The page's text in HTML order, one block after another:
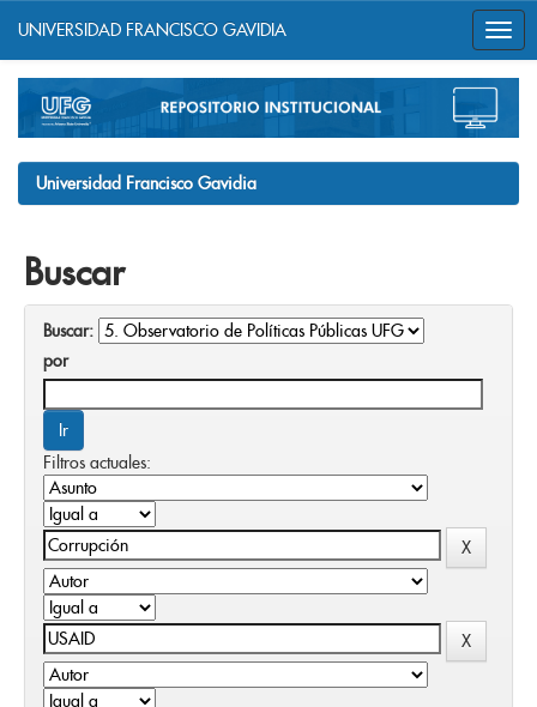
navigation
UNIVERSIDAD FRANCISCO GAVIDIA
Universidad Francisco Gavidia
Buscar
Buscar:
por
Filtros actuales: